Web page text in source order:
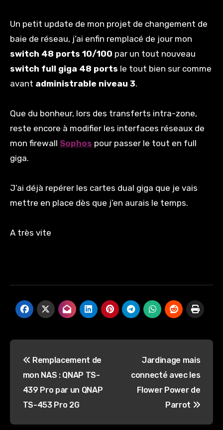
Un petit update de mon projet de changement de
baie de réseau, j’ai enfin remplacé de jour mon
switch 48 ports 10/100 par un tout nouveau
switch full giga 48 ports le tout bien sur comme
avant administrable niveau 3.
Que du bonheur, lors des transferts intra-zone,
reste encore à modifier les interfaces réseaux de
mon firewall Sophos pour passer le tout en full
giga.
J’ai déjà repérer les cartes dual giga que je vais
mettre en place dès que j’en aurais le temps.
A très vite
de
l’article
Remplacement de
mon NAS : QNAP TS-
439 Pro par un QNAP
TS-453 Pro 2G
Jardinage mais
connecté avec les
Flower Power de
Parrot